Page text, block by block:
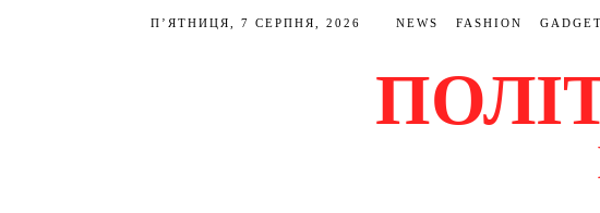
П’ЯТНИЦЯ, 7 СЕРПНЯ, 2026 NEWS FASHION